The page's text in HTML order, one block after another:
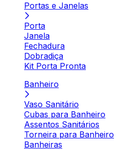
Portas e Janelas
Porta
Janela
Fechadura
Dobradiça
Kit Porta Pronta
Banheiro
Vaso Sanitário
Cubas para Banheiro
Assentos Sanitários
Torneira para Banheiro
Banheiras